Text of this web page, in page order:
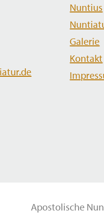
Nuntius
Galerie
Kontakt
Apostolische